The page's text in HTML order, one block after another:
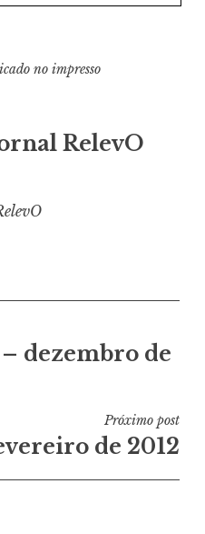
no impresso
RelevO
dezembro de
Próximo post
de 2012